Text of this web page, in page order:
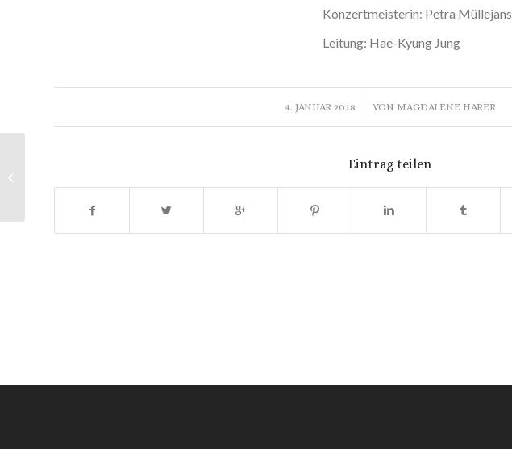
Konzertmeisterin: Petra Müllejans
Leitung: Hae-Kyung Jung
4. JANUAR 2018
/ VON MAGDALENE HARER
Eintrag teilen